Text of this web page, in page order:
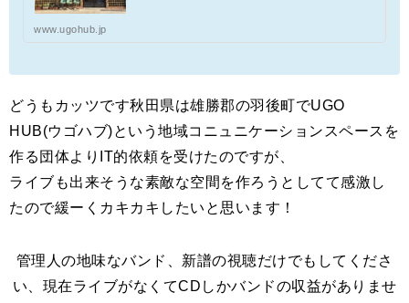
www.ugohub.jp
どうもカッツです秋田県は雄勝郡の羽後町でUGO
HUB(ウゴハブ)という地域コニュニケーションスペースを
作る団体よりIT的依頼を受けたのですが、
ライブも出来そうな素敵な空間を作ろうとしてて感激し
たので緩ーくカキカキしたいと思います！
管理人の地味なバンド、新譜の視聴だけでもしてくださ
い、現在ライブがなくてCDしかバンドの収益がありませ